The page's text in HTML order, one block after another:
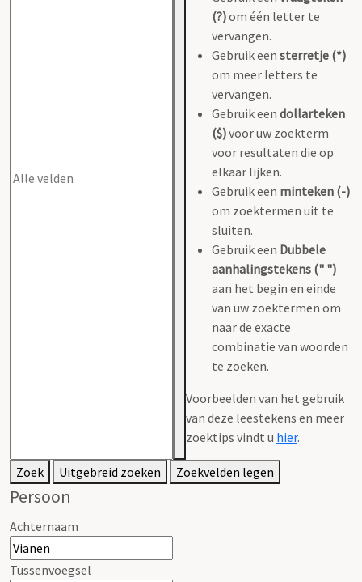
(?)om één letter te
vervangen.
Gebruik een sterretje (*)
om meer letters te
vervangen.
Gebruik een dollarteken
($)voor uw zoekterm
voor resultaten die op
elkaar lijken.
Gebruik een minteken (-)
om zoektermen uit te
sluiten.
Gebruik een Dubbele
aanhalingstekens (" ")
aan het begin en einde
van uw zoektermen om
naar de exacte
combinatie van woorden
te zoeken.
Voorbeelden van het gebruik
van deze leestekens en meer
zoektips vindt u hier.
Zoek Uitgebreid zoeken Zoekvelden legen
Persoon
Achternaam
Tussenvoegsel